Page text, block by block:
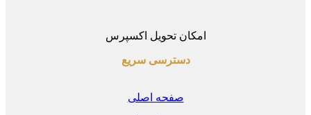
امکان تحویل اکسپرس
دسترسی سریع
صفحه اصلی